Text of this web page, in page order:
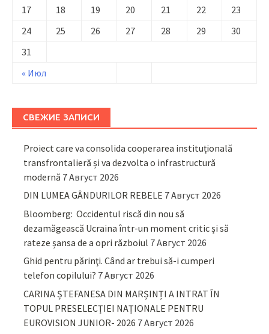
« Июл
17
18 19 20 21 22
23
24
25 26 27 28 29
30
31
СВЕЖИЕ ЗАПИСИ
Proiect care va consolida cooperarea instituțională
transfrontalieră și va dezvolta o infrastructură
modernă 7 Август 2026
DIN LUMEA GÂNDURILOR REBELE 7 Август 2026
Bloomberg: Occidentul riscă din nou să
dezamăgească Ucraina într-un moment critic și să
rateze șansa de a opri războiul 7 Август 2026
Ghid pentru părinţi. Când ar trebui să-i cumperi
telefon copilului? 7 Август 2026
CARINA ȘTEFANESA DIN MARȘINȚI A INTRAT ÎN
TOPUL PRESELECȚIEI NAȚIONALE PENTRU
EUROVISION JUNIOR- 2026 7 Август 2026